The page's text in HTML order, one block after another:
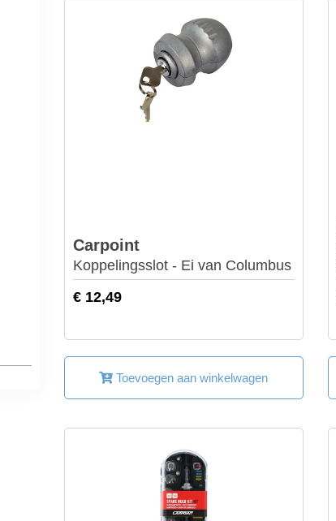
Carpoint
Koppelingsslot - Ei van Columbus
€ 12,49
Toevoegen aan winkelwagen